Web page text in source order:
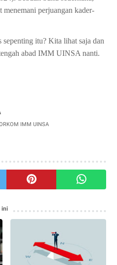
perjuangan kader-
itu? Kita lihat saja dan
abad IMM UINSA nanti.
IMM UINSA
ini